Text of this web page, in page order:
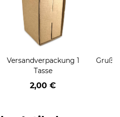
Versandverpackung 1
Tasse
2,00 €